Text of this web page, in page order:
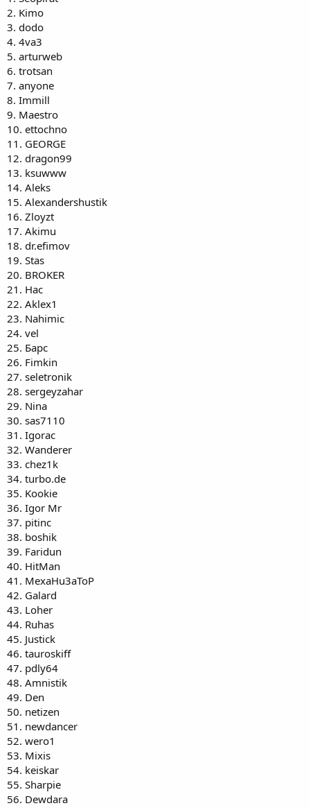
2. Kimo
3. dodo
4. 4va3
5. arturweb
6. trotsan
7. anyone
8. Immill
9. Maestro
10. ettochno
11. GEORGE
12. dragon99
13. ksuwww
14. Aleks
15. Alexandershustik
16. Zloyzt
17. Akimu
18. dr.efimov
19. Stas
20. BROKER
21. Нас
22. Aklex1
23. Nahimic
24. vel
25. Барс
26. Fimkin
27. seletronik
28. sergeyzahar
29. Nina
30. sas7110
31. Igorac
32. Wanderer
33. chez1k
34. turbo.de
35. Kookie
36. Igor Mr
37. pitinc
38. boshik
39. Faridun
40. HitMan
41. MexaHu3aToP
42. Galard
43. Loher
44. Ruhas
45. Justick
46. tauroskiff
47. pdly64
48. Amnistik
49. Den
50. netizen
51. newdancer
52. wero1
53. Mixis
54. keiskar
55. Sharpie
56. Dewdara